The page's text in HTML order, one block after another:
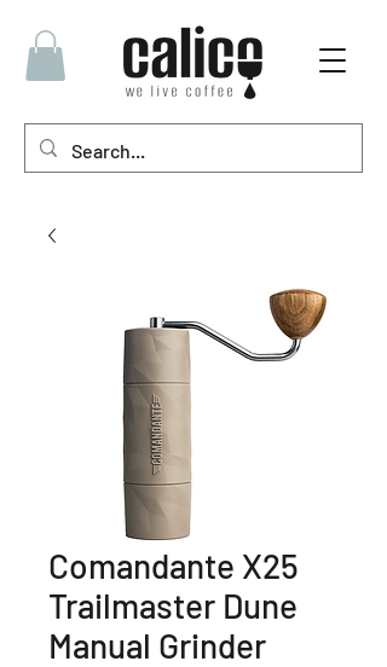
Comandante X25
Trailmaster Dune
Manual Grinder